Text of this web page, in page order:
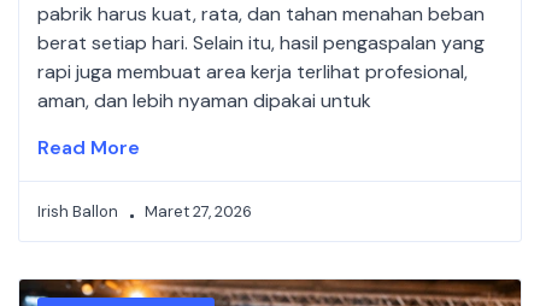
pabrik harus kuat, rata, dan tahan menahan beban
berat setiap hari. Selain itu, hasil pengaspalan yang
rapi juga membuat area kerja terlihat profesional,
aman, dan lebih nyaman dipakai untuk
Read More
Irish Ballon Maret 27, 2026